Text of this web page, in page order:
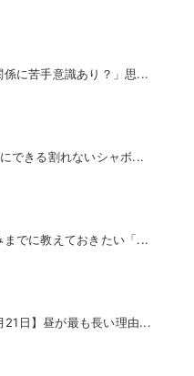
係に苦手意識あり？」思...
できる割れないシャボ...
でに教えておきたい「...
21日】昼が最も長い理由...